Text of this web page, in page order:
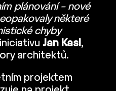
plánování – nové
některé
chyby
Jan Kasl ,
architektů.
projektem